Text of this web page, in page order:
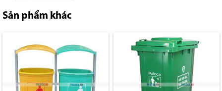
Sản phẩm khác